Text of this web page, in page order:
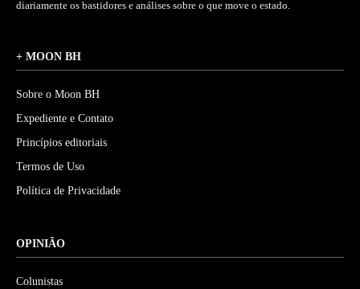
diariamente os bastidores e análises sobre o que move o estado.
+ MOON BH
Sobre o Moon BH
Expediente e Contato
Princípios editoriais
Termos de Uso
Política de Privacidade
OPINIÃO
Colunistas